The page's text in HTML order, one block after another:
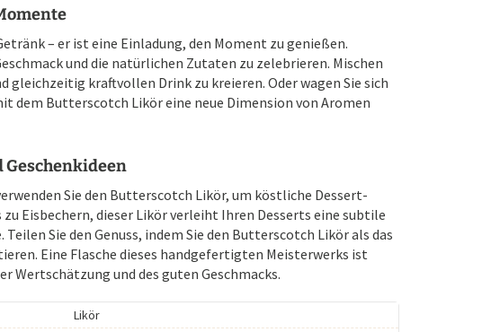
– er ist eine Einladung, den Moment zu genießen.
und die natürlichen Zutaten zu zelebrieren. Mischen
gleichzeitig kraftvollen Drink zu kreieren. Oder wagen Sie sich
dem Butterscotch Likör eine neue Dimension von Aromen
Sie den Butterscotch Likör, um köstliche Dessert-
Eisbechern, dieser Likör verleiht Ihren Desserts eine subtile
Sie den Genuss, indem Sie den Butterscotch Likör als das
Eine Flasche dieses handgefertigten Meisterwerks ist
Wertschätzung und des guten Geschmacks.
Likör